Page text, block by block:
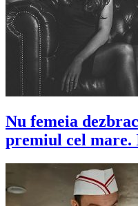
Nu femeia
premiul cel mare.